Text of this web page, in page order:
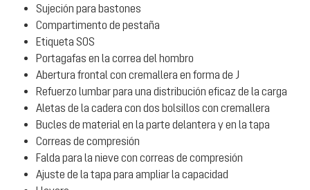
Sujeción para bastones
Compartimento de pestaña
Etiqueta SOS
Portagafas en la correa del hombro
Abertura frontal con cremallera en forma de J
Refuerzo lumbar para una distribución eficaz de la carga
Aletas de la cadera con dos bolsillos con cremallera
Bucles de material en la parte delantera y en la tapa
Correas de compresión
Falda para la nieve con correas de compresión
Ajuste de la tapa para ampliar la capacidad